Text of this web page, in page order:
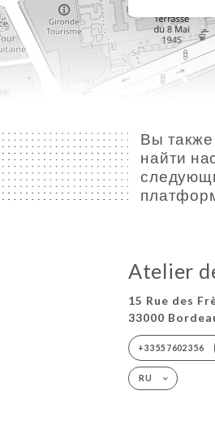
Вы
найти
Atelier
15 Rue des
33000
+33557602356
RU